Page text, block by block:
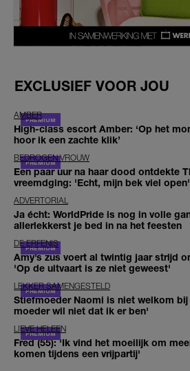
EXCLUSIEF VOOR JOU
AMBER
High-class escort Amber: ‘Op het
hoor ik een zachte klik’
BEDROGEN VROUW
Een paar uur na haar dood ontdekte
vreemdging: 'Echt, mijn bek viel open'
ADVERTORIAL
Ja écht: WorldPride is nog in volle
allerlekkerst je bed in na het feesten
DE ERFENIS
Amy’s zus voert al twintig jaar strijd
'Op de uitvaart is ze niet geweest'
LEKKER SAMENGESTELD
Stiefmoeder Naomi is niet welkom bij
moeder wil niet dat ik er ben'
LIEVE HELEEN
Fred (55): 'Ik vind het moeilijk om
komen tijdens een vrijpartij'